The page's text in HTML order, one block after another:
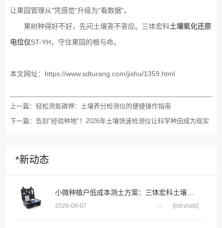
让果园管理从"凭感觉"升级为"看数据"。
果树种得好不好，先问土壤答不答应。三体宏科土壤氧化还原
电位仪ST-YH，守住果园的根与命。
本文网址： https://www.sdturang.com/jishu/1359.html
上一篇： 轻松测氮磷钾：土壤养分检测仪的便捷操作指南
下一篇： 告别"经验种地"！2026年土壤快速检测仪让科学种田成为现实
*新动态
2026-08-07 [list:visits]